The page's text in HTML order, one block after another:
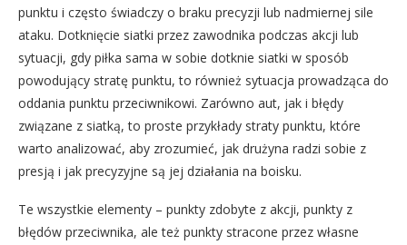
punktu i często świadczy o braku precyzji lub nadmiernej sile
ataku. Dotknięcie siatki przez zawodnika podczas akcji lub
sytuacji, gdy piłka sama w sobie dotknie siatki w sposób
powodujący stratę punktu, to również sytuacja prowadząca do
oddania punktu przeciwnikowi. Zarówno aut, jak i błędy
związane z siatką, to proste przykłady straty punktu, które
warto analizować, aby zrozumieć, jak drużyna radzi sobie z
presją i jak precyzyjne są jej działania na boisku.
Te wszystkie elementy – punkty zdobyte z akcji, punkty z
błędów przeciwnika, ale też punkty stracone przez własne